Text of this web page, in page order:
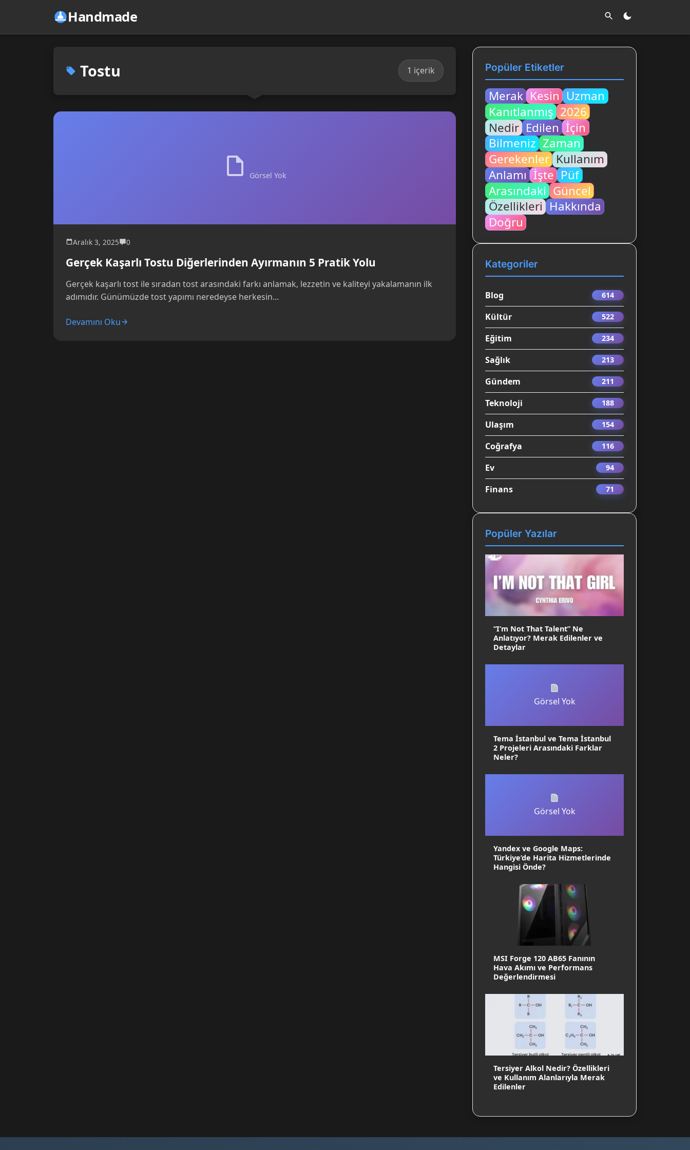
Handmade
Tostu 1 içerik
Görsel Yok
Aralık 3, 2025 0
Gerçek Kaşarlı Tostu Diğerlerinden Ayırmanın 5 Pratik Yolu
Gerçek kaşarlı tost ile sıradan tost arasındaki farkı anlamak, lezzetin ve kaliteyi yakalamanın ilk
adımıdır. Günümüzde tost yapımı neredeyse herkesin...
Devamını Oku
Popüler Etiketler
Merak Kesin Uzman
Kanıtlanmış 2026
Nedir Edilen İçin
Bilmeniz Zaman
Gerekenler Kullanım
Anlamı İşte Püf
Arasındaki Güncel
Özellikleri Hakkında
Doğru
Kategoriler
Blog 614
Kültür 522
Eğitim 234
Sağlık 213
Gündem 211
Teknoloji 188
Ulaşım 154
Coğrafya 116
Ev 94
Finans 71
Popüler Yazılar
“I’m Not That Talent” Ne
Anlatıyor? Merak Edilenler ve
Detaylar
Görsel Yok
Tema İstanbul ve Tema İstanbul
2 Projeleri Arasındaki Farklar
Neler?
Görsel Yok
Yandex ve Google Maps:
Türkiye’de Harita Hizmetlerinde
Hangisi Önde?
MSI Forge 120 AB65 Fanının
Hava Akımı ve Performans
Değerlendirmesi
Tersiyer Alkol Nedir? Özellikleri
ve Kullanım Alanlarıyla Merak
Edilenler